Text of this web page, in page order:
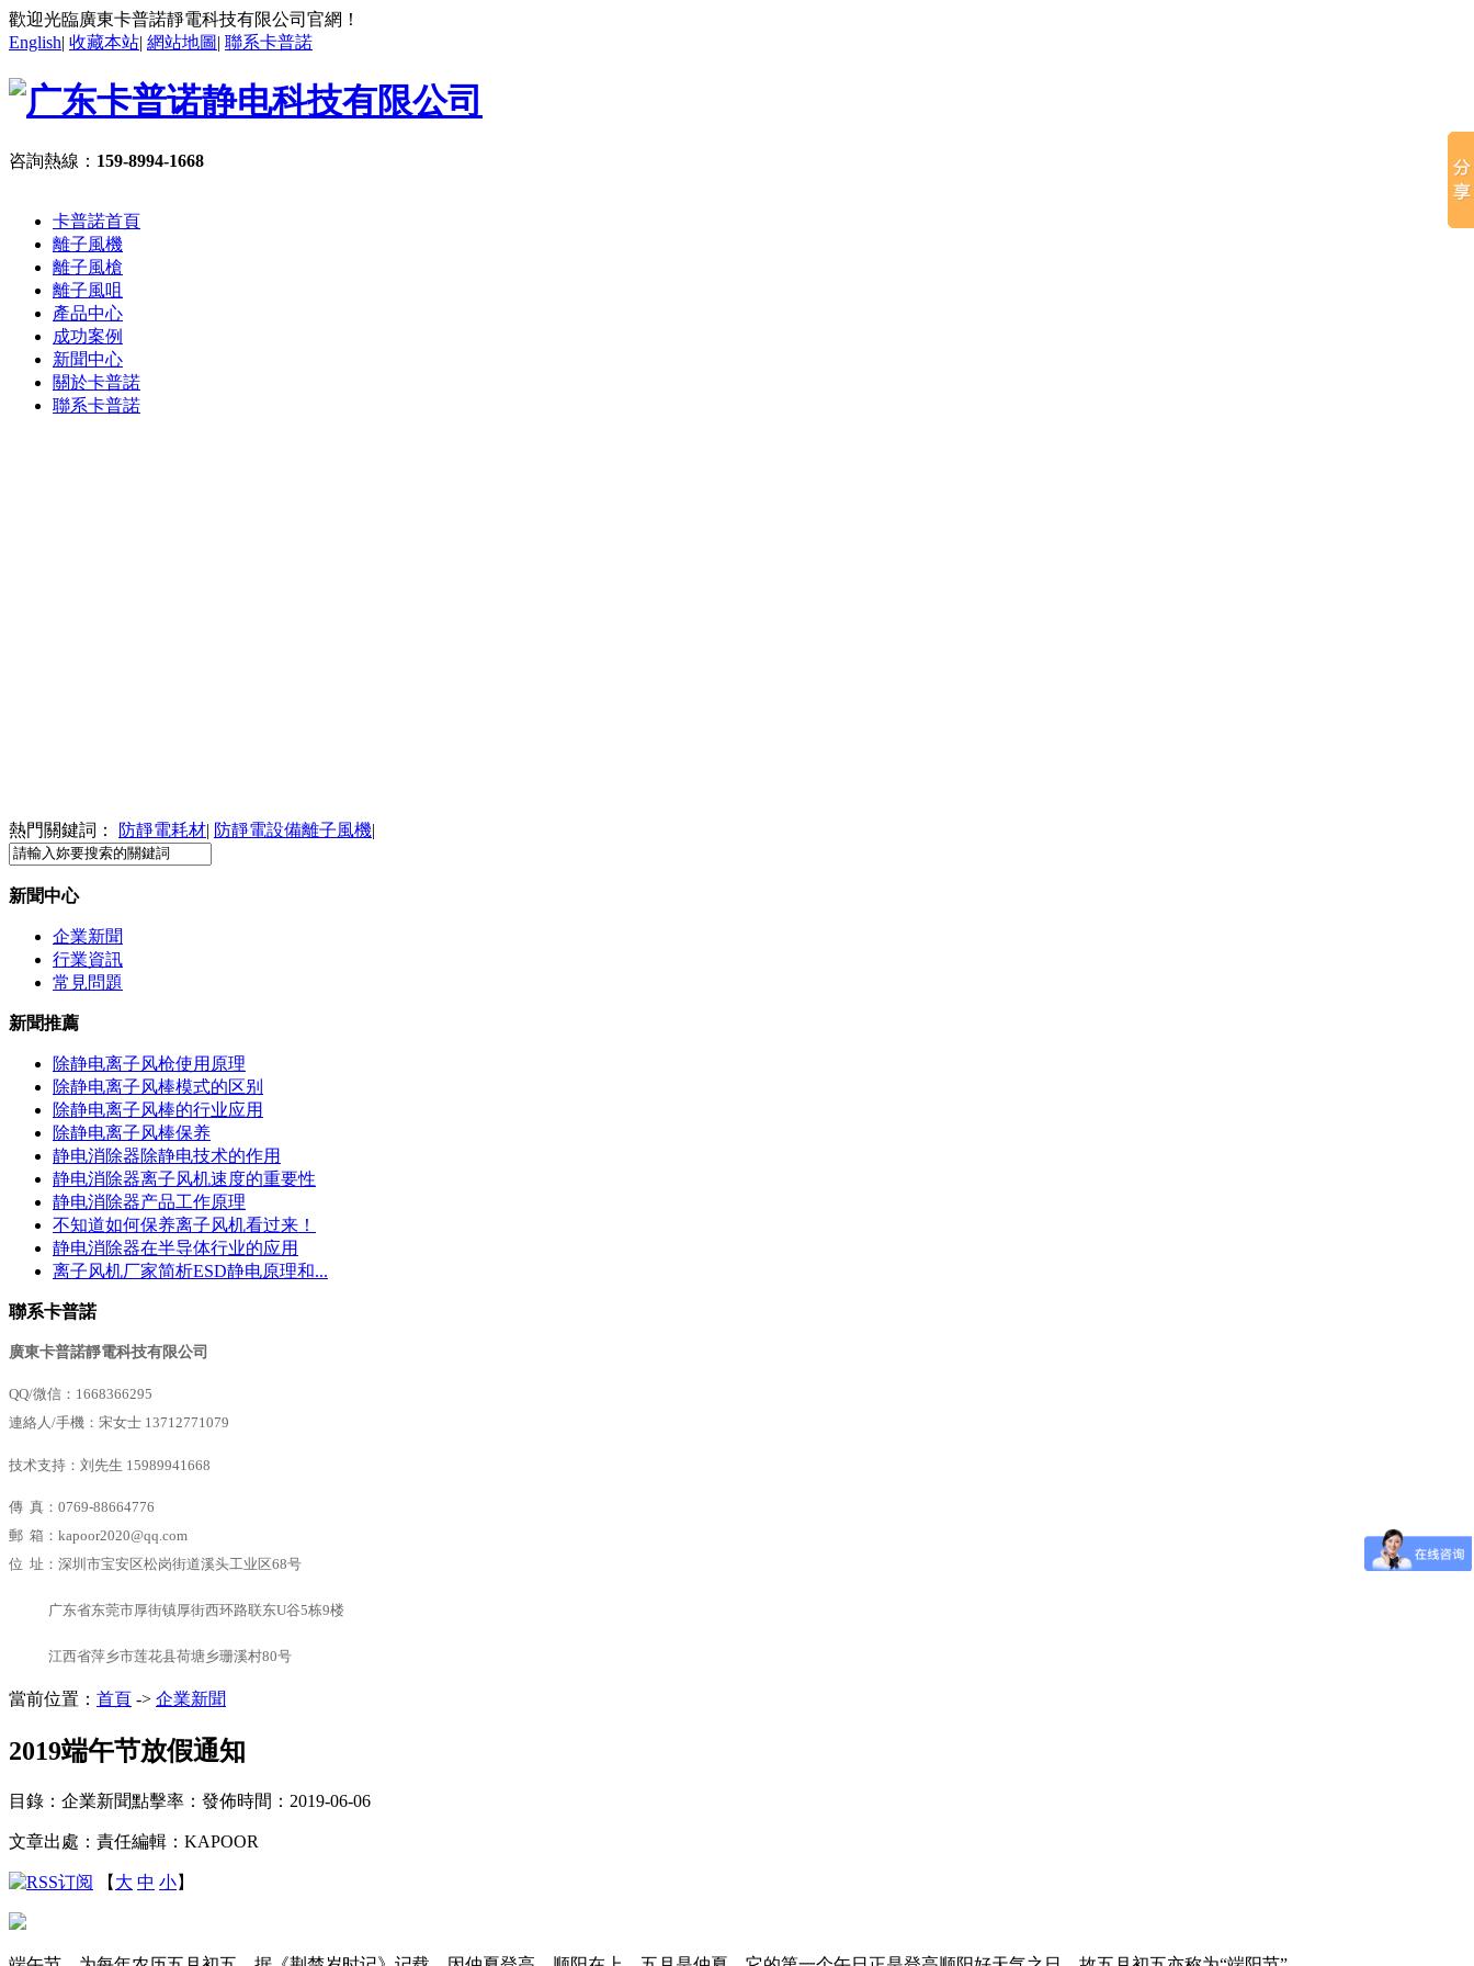
歡迎光臨廣東卡普諾靜電科技有限公司官網！
English| 收藏本站| 網站地圖 | 聯系卡普諾
咨詢熱線： 159-8994-1668
卡普諾首頁
離子風機
離子風槍
離子風咀
產品中心
成功案例
新聞中心
關於卡普諾
聯系卡普諾
熱門關鍵詞： 防靜電耗材| 防靜電設備離子風機|
新聞中心
企業新聞
行業資訊
常見問題
新聞推薦
除静电离子风枪使用原理
除静电离子风棒模式的区别
除静电离子风棒的行业应用
除静电离子风棒保养
静电消除器除静电技术的作用
静电消除器离子风机速度的重要性
静电消除器产品工作原理
不知道如何保养离子风机看过来！
静电消除器在半导体行业的应用
离子风机厂家简析ESD静电原理和...
聯系卡普諾
廣東卡普諾靜電科技有限公司
QQ/微信：1668366295
連絡人/手機：宋女士 13712771079
技术支持：刘先生 15989941668
傳 真 ：0769-88664776
郵 箱：kapoor2020@qq.com
位 址：深圳市宝安区松岗街道溪头工业区68号
广东省东莞市厚街镇厚街西环路联东U谷5栋9楼
江西省萍乡市莲花县荷塘乡珊溪村80号
當前位置： 首頁 -> 企業新聞
2019端午节放假通知
目錄：企業新聞點擊率： 發佈時間：2019-06-06
文章出處： 責任編輯：KAPOOR
【 大 中 小】